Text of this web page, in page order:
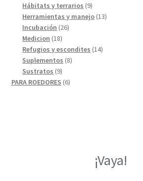
Hábitats y terrarios 99
productos
Herramientas y manejo 1313
Incubación 2626
Medicion 1818
productos
Refugios y escondites 1414
Suplementos 88
Sustratos 99
productos
PARA ROEDORES 66
¡Vaya!